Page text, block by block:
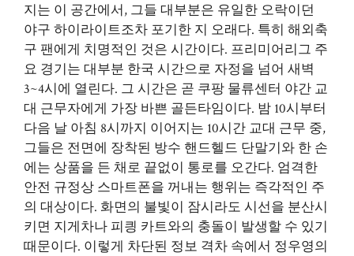
지는 이 공간에서, 그들 대부분은 유일한 오락이던
야구 하이라이트조차 포기한 지 오래다. 특히 해외축
구 팬에게 치명적인 것은 시간이다. 프리미어리그 주
요 경기는 대부분 한국 시간으로 자정을 넘어 새벽
3~4시에 열린다. 그 시간은 곧 쿠팡 물류센터 야간 교
대 근무자에게 가장 바쁜 골든타임이다. 밤 10시부터
다음 날 아침 8시까지 이어지는 10시간 교대 근무 중,
그들은 전면에 장착된 방수 핸드헬드 단말기와 한 손
에는 상품을 든 채로 끝없이 통로를 오간다. 엄격한
안전 규정상 스마트폰을 꺼내는 행위는 즉각적인 주
의 대상이다. 화면의 불빛이 잠시라도 시선을 분산시
키면 지게차나 피킝 카트와의 충돌이 발생할 수 있기
때문이다. 이렇게 차단된 정보 격차 속에서 정우영의